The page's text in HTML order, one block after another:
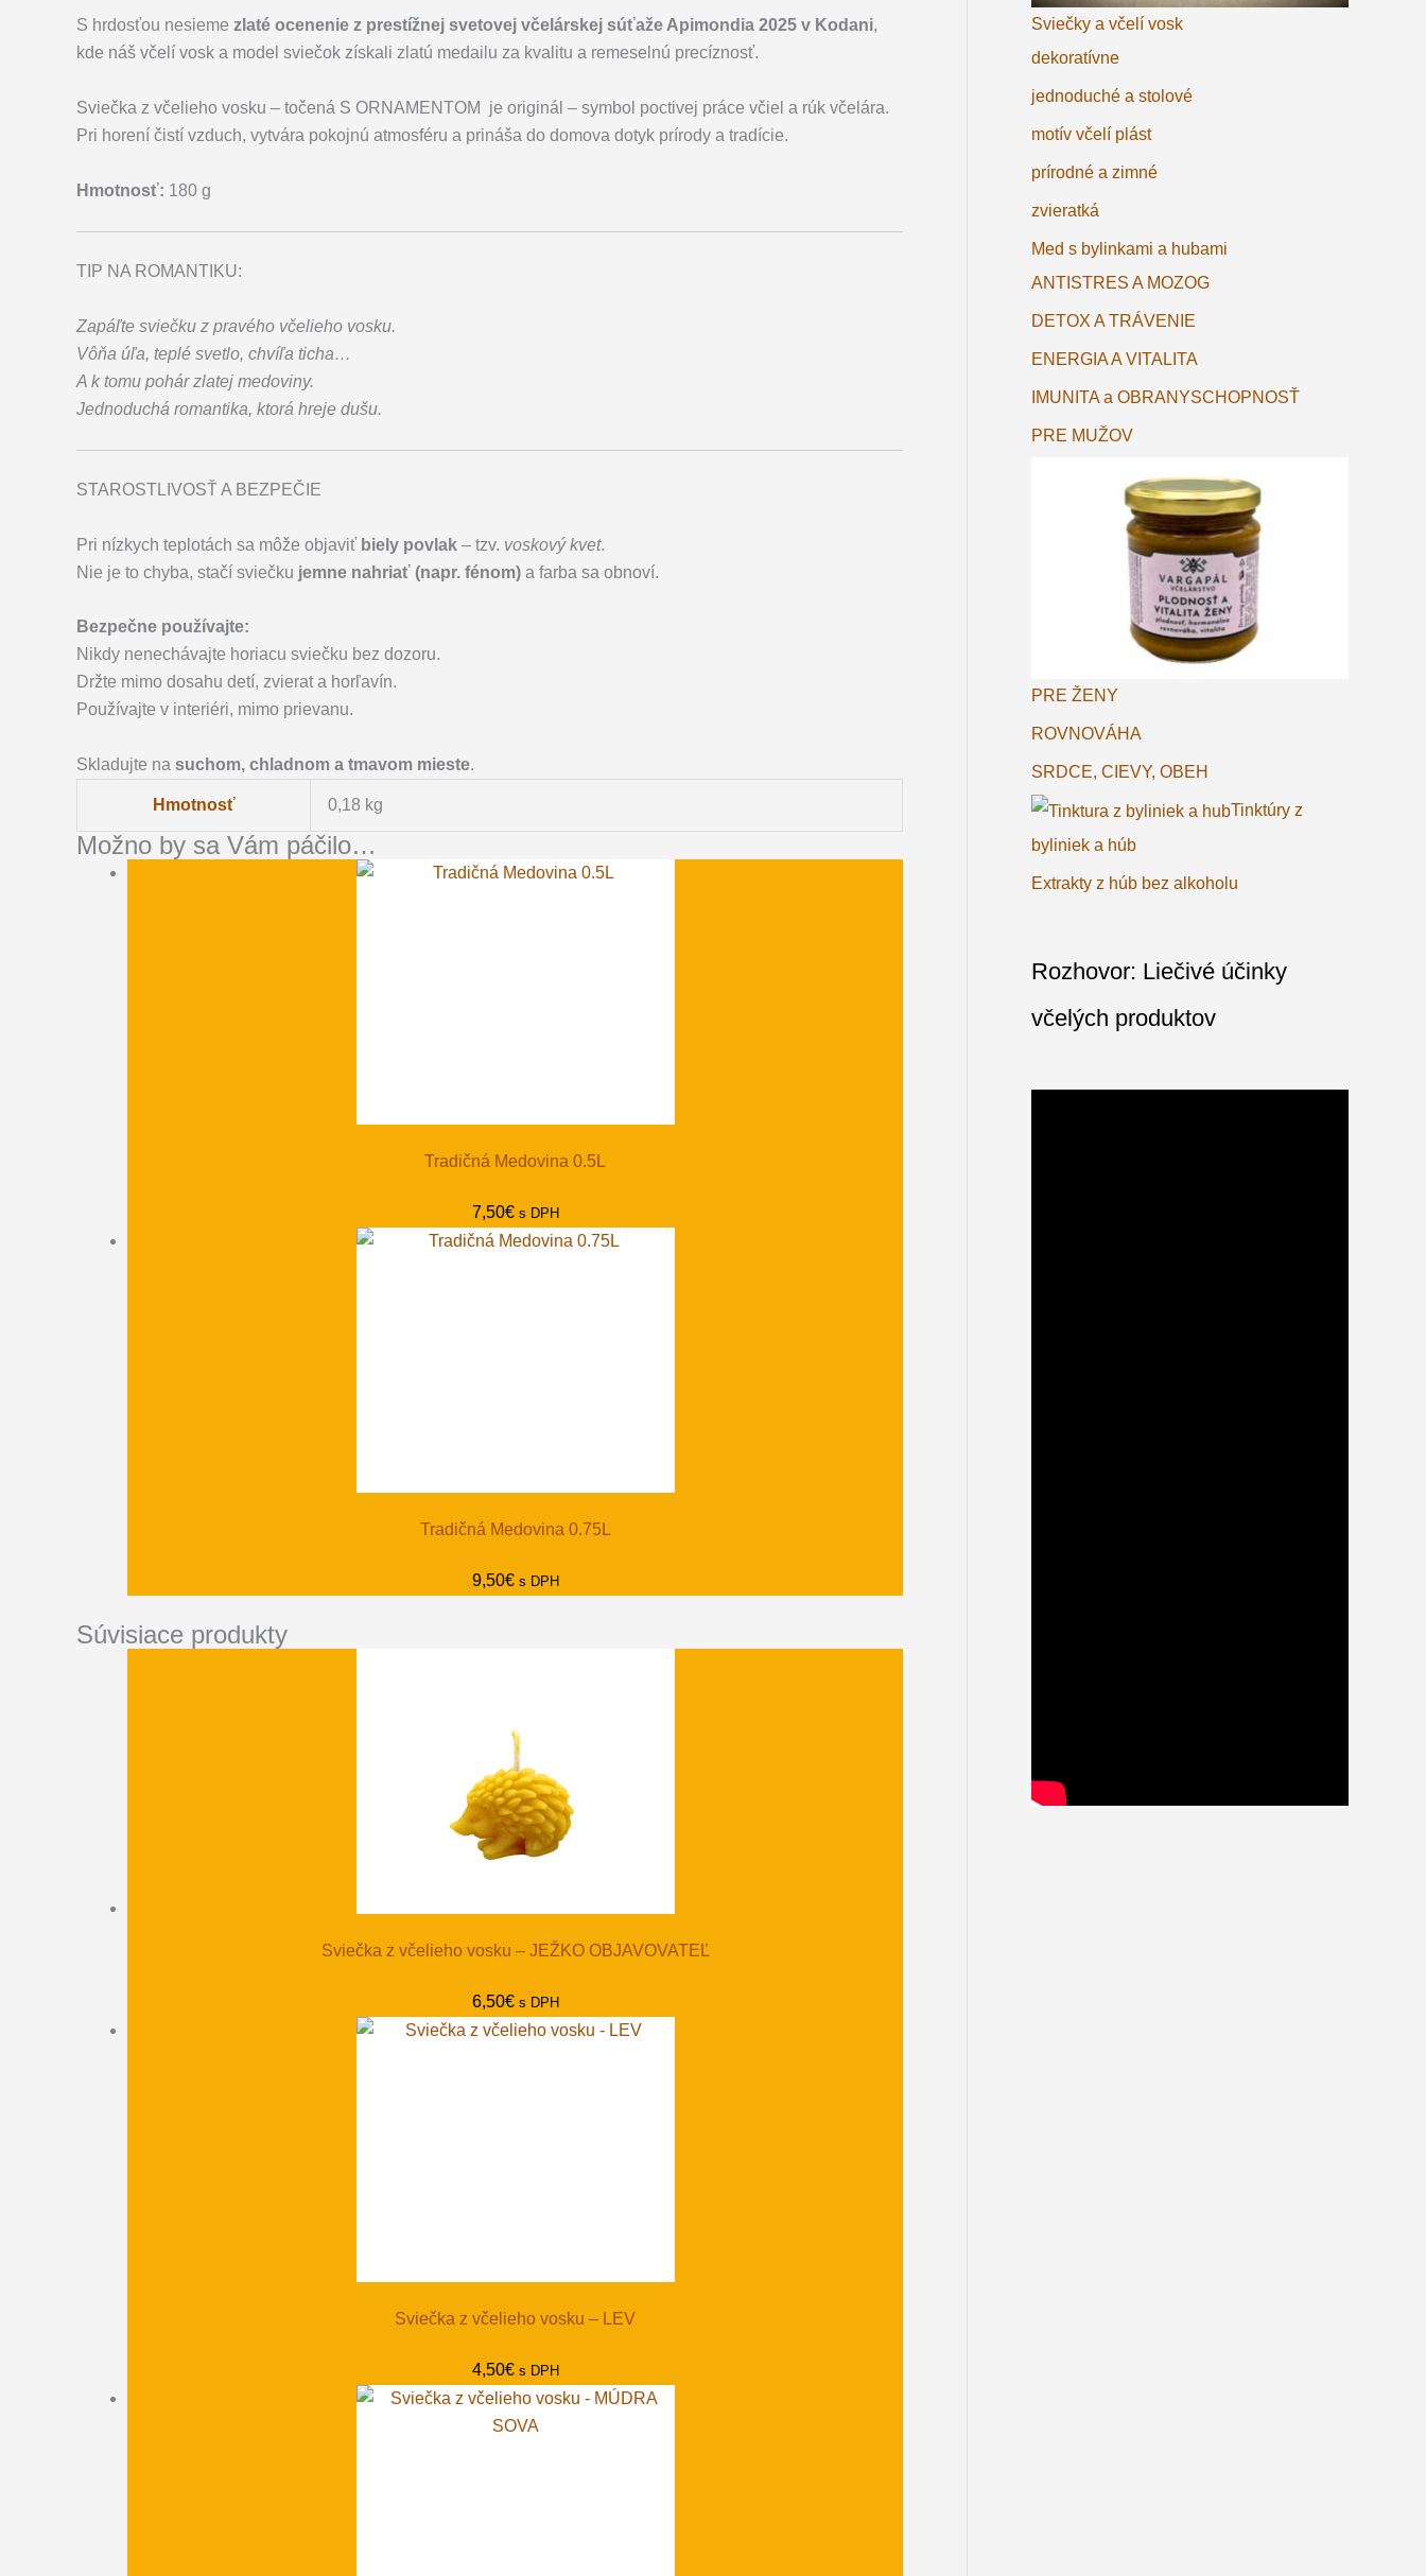
S hrdosťou nesieme zlaté ocenenie z prestížnej svetovej včelárskej súťaže Apimondia 2025 v Kodani,
kde náš včelí vosk a model sviečok získali zlatú medailu za kvalitu a remeselnú precíznosť.
Sviečka z včelieho vosku – točená S ORNAMENTOM je originál – symbol poctivej práce včiel a rúk včelára.
Pri horení čistí vzduch, vytvára pokojnú atmosféru a prináša do domova dotyk prírody a tradície.
Hmotnosť: 180 g
TIP NA ROMANTIKU:
Zapáľte sviečku z pravého včelieho vosku.
Vôňa úľa, teplé svetlo, chvíľa ticha…
A k tomu pohár zlatej medoviny.
Jednoduchá romantika, ktorá hreje dušu.
STAROSTLIVOSŤ A BEZPEČIE
Pri nízkych teplotách sa môže objaviť biely povlak – tzv. voskový kvet.
Nie je to chyba, stačí sviečku jemne nahriať (napr. fénom) a farba sa obnoví.
Bezpečne používajte:
Nikdy nenechávajte horiacu sviečku bez dozoru.
Držte mimo dosahu detí, zvierat a horľavín.
Používajte v interiéri, mimo prievanu.
Skladujte na suchom, chladnom a tmavom mieste.
Hmotnosť 0,18 kg
Možno by sa Vám páčilo…
Tradičná Medovina 0.5L
7,50€ s DPH
Tradičná Medovina 0.75L
9,50€ s DPH
Súvisiace produkty
Sviečka z včelieho vosku – JEŽKO OBJAVOVATEĽ
6,50€ s DPH
Sviečka z včelieho vosku – LEV
4,50€ s DPH
Sviečky a včelí vosk
dekoratívne
jednoduché a stolové
motív včelí plást
prírodné a zimné
zvieratká
Med s bylinkami a hubami
ANTISTRES A MOZOG
DETOX A TRÁVENIE
ENERGIA A VITALITA
IMUNITA a OBRANYSCHOPNOSŤ
PRE MUŽOV
PRE ŽENY
ROVNOVÁHA
SRDCE, CIEVY, OBEH
Tinktúry z
byliniek a húb
Extrakty z húb bez alkoholu
Rozhovor: Liečivé účinky
včelých produktov